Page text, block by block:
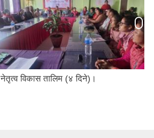
नेतृत्व विकास तालिम (४ दिने)।